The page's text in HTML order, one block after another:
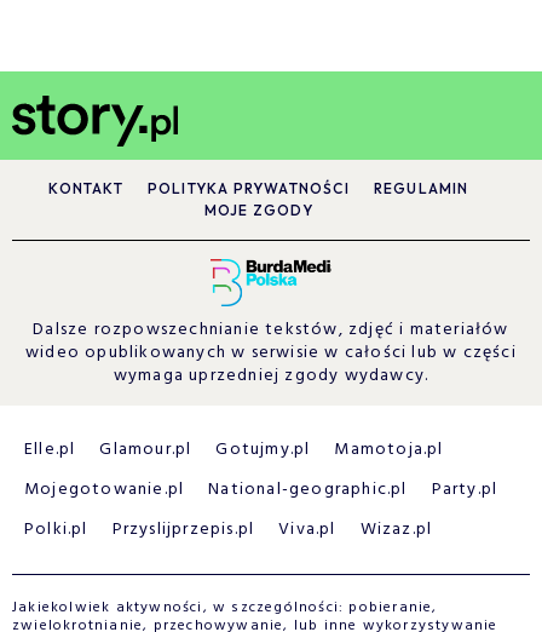
KONTAKT POLITYKA PRYWATNOŚCI
REGULAMIN
MOJE ZGODY
Dalsze rozpowszechnianie tekstów, zdjęć i materiałów
wideo opublikowanych w serwisie w całości lub w części
wymaga uprzedniej zgody wydawcy.
Elle.pl Glamour.pl Gotujmy.pl
Mamotoja.pl
Mojegotowanie.pl
National-geographic.pl
Party.pl
Polki.pl
Przyslijprzepis.pl Viva.pl Wizaz.pl
Jakiekolwiek aktywności, w szczególności: pobieranie,
zwielokrotnianie, przechowywanie, lub inne wykorzystywanie